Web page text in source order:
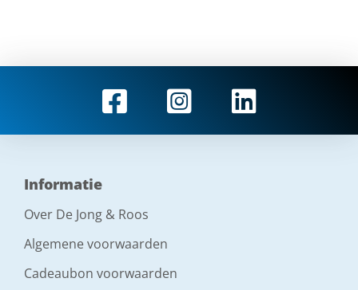
Informatie
Over De Jong & Roos
Algemene voorwaarden
Cadeaubon voorwaarden